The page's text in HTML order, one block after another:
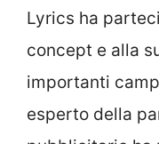
Lyrics ha
concept e alla
importanti
esperto della